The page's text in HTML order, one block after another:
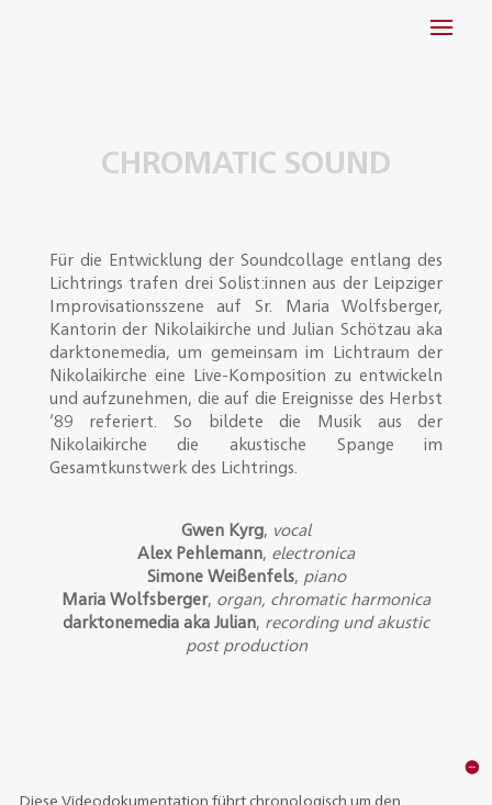
CHROMATIC SOUND
Für die Entwicklung der Soundcollage entlang des
Lichtrings trafen drei Solist:innen aus der Leipziger
Improvisationsszene auf Sr. Maria Wolfsberger,
Kantorin der Nikolaikirche und Julian Schötzau aka
darktonemedia, um gemeinsam im Lichtraum der
Nikolaikirche eine Live-Komposition zu entwickeln
und aufzunehmen, die auf die Ereignisse des Herbst
‘89 referiert. So bildete die Musik aus der
Nikolaikirche die akustische Spange im
Gesamtkunstwerk des Lichtrings.
Gwen Kyrg, vocal
Alex Pehlemann, electronica
Simone Weißenfels, piano
Maria Wolfsberger, organ, chromatic harmonica
darktonemedia aka Julian, recording und akustic
post production
Diese Videodokumentation führt chronologisch um den